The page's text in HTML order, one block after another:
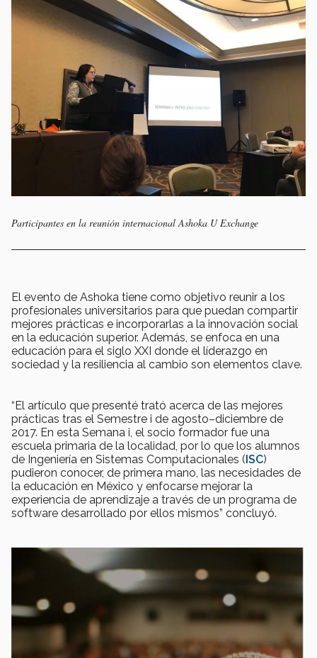
Participantes en la reunión internacional Ashoka U Exchange
El evento de Ashoka tiene como objetivo reunir a los
profesionales universitarios para que puedan compartir
mejores prácticas e incorporarlas a la innovación social
en la educación superior. Además, se enfoca en una
educación para el siglo XXI donde el líderazgo en
sociedad y la resiliencia al cambio son elementos clave.
“El artículo que presenté trató acerca de las mejores
prácticas tras el Semestre i de agosto–diciembre de
2017. En esta Semana i, el socio formador fue una
escuela primaria de la localidad, por lo que los alumnos
de Ingeniería en Sistemas Computacionales (ISC)
pudieron conocer, de primera mano, las necesidades de
la educación en México y enfocarse mejorar la
experiencia de aprendizaje a través de un programa de
software desarrollado por ellos mismos” concluyó.